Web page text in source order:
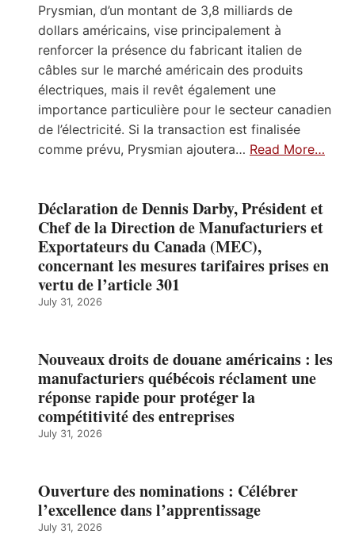
Prysmian, d’un montant de 3,8 milliards de
dollars américains, vise principalement à
renforcer la présence du fabricant italien de
câbles sur le marché américain des produits
électriques, mais il revêt également une
importance particulière pour le secteur canadien
de l’électricité. Si la transaction est finalisée
comme prévu, Prysmian ajoutera… Read More…
Déclaration de Dennis Darby, Président et
Chef de la Direction de Manufacturiers et
Exportateurs du Canada (MEC),
concernant les mesures tarifaires prises en
vertu de l’article 301
July 31, 2026
Nouveaux droits de douane américains : les
manufacturiers québécois réclament une
réponse rapide pour protéger la
compétitivité des entreprises
July 31, 2026
Ouverture des nominations : Célébrer
l’excellence dans l’apprentissage
July 31, 2026